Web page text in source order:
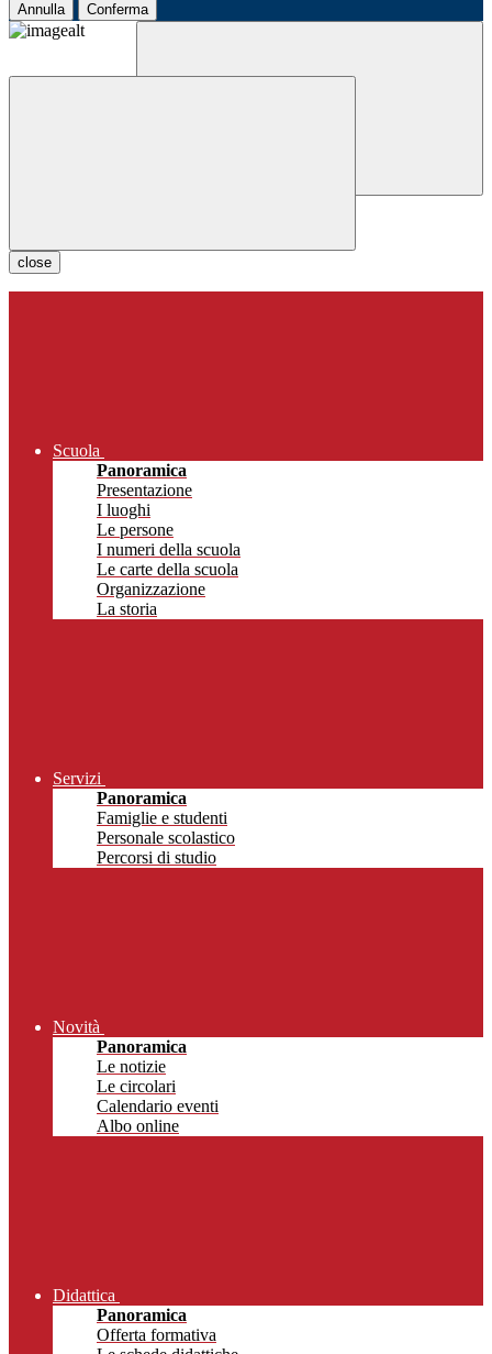
Annulla Conferma
close
Scuola
Panoramica
Presentazione
I luoghi
Le persone
I numeri della scuola
Le carte della scuola
Organizzazione
La storia
Servizi
Panoramica
Famiglie e studenti
Personale scolastico
Percorsi di studio
Novità
Panoramica
Le notizie
Le circolari
Calendario eventi
Albo online
Didattica
Panoramica
Offerta formativa